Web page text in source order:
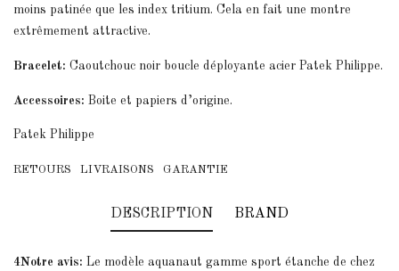
moins patinée que les index tritium. Cela en fait une montre
extrêmement attractive.
Bracelet: Caoutchouc noir boucle déployante acier Patek Philippe.
Accessoires: Boite et papiers d’origine.
Patek Philippe
RETOURS LIVRAISONS GARANTIE
DESCRIPTION BRAND
4Notre avis: Le modèle aquanaut gamme sport étanche de chez